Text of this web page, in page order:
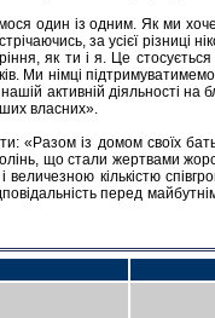
один із одним. Як ми
за усієї
як ти і я. Це
Ми німці
активній діяльності на
власних».
«Разом із домом своїх
що стали жертвами
кількістю
перед